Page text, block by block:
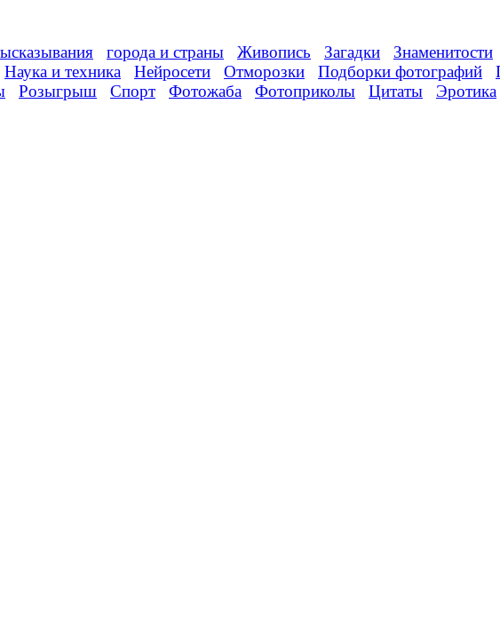
города и страны Живопись Загадки Знаменитости
Наука и техника Нейросети Отморозки Подборки фотографий
Розыгрыш Спорт Фотожаба Фотоприколы Цитаты Эротика